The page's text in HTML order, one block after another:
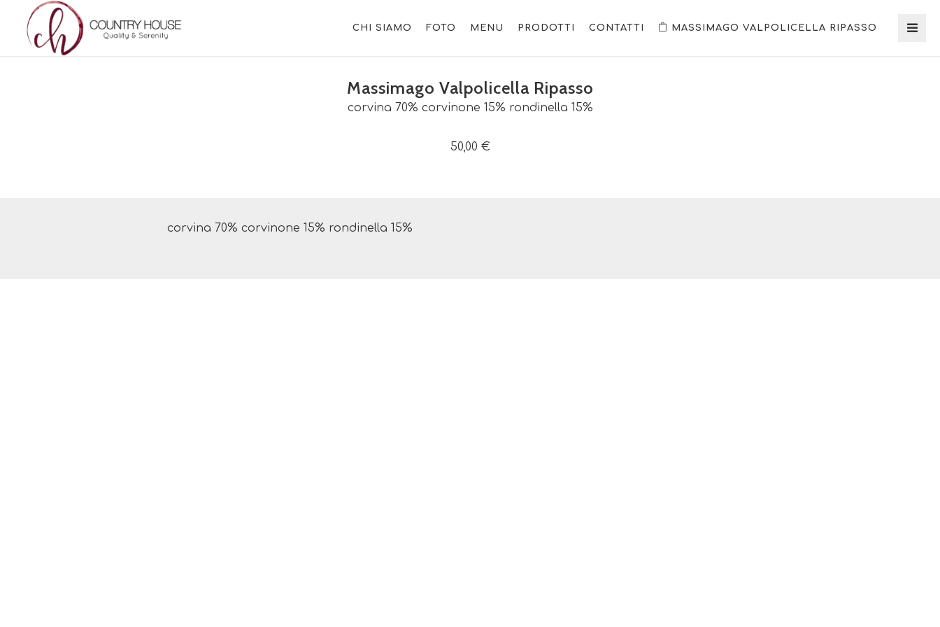
CHI SIAMO FOTO MENU PRODOTTI CONTATTI MASSIMAGO VALPOLICELLA RIPASSO
Massimago Valpolicella Ripasso
corvina 70% corvinone 15% rondinella 15%
50,00 €
corvina 70% corvinone 15% rondinella 15%